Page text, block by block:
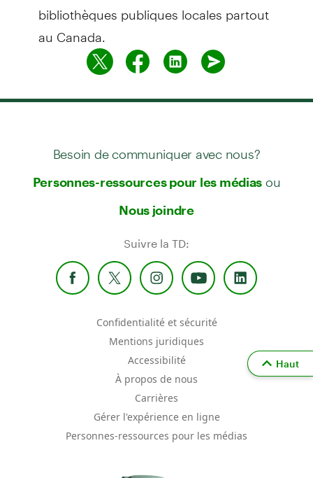
bibliothèques publiques locales partout
au Canada.
Besoin de communiquer avec nous?
Personnes-ressources pour les médias ou
Nous joindre
Suivre la TD:
Confidentialité et sécurité
Mentions juridiques
Accessibilité
À propos de nous
Carrières
Gérer l'expérience en ligne
Personnes-ressources pour les médias
Haut